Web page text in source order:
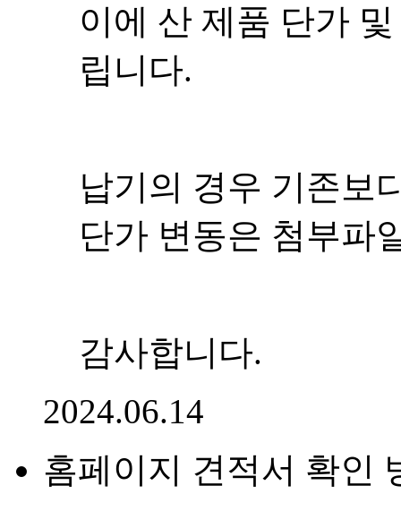
이에 산 제품 단가
립니다.
납기의 경우 기존보
단가 변동은 첨부파
감사합니다.
2024.06.14
홈페이지 견적서 확인